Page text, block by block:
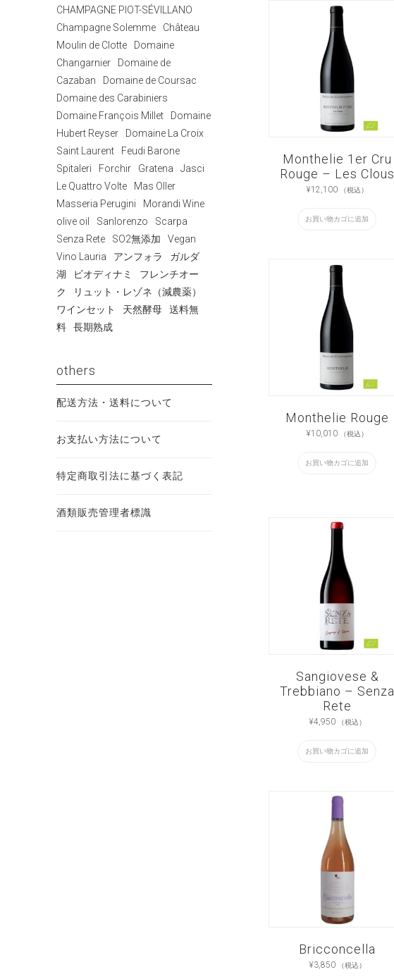
Monthelie 1er Cru
Rouge – Les Clous
¥12,100 （税込）
お買い物カゴに追加
Monthelie Rouge
¥10,010 （税込）
お買い物カゴに追加
Sangiovese &
Trebbiano – Senza
Rete
¥4,950 （税込）
お買い物カゴに追加
Bricconcella
¥3,850 （税込）
CHAMPAGNE PIOT-SÉVILLANO
Champagne Solemme
Château
Moulin de Clotte
Domaine
Changarnier
Domaine de
Cazaban
Domaine de Coursac
Domaine des Carabiniers
Domaine François Millet
Domaine
Hubert Reyser
Domaine La Croix
Saint Laurent
Feudi Barone
Spitaleri
Forchir Gratena
Jasci
Le Quattro Volte
Mas Oller
Masseria Perugini
Morandi Wine
olive oil
Sanlorenzo
Scarpa
Senza Rete
SO2無添加
Vegan
Vino Lauria
アンフォラ
ガルダ
湖
ビオディナミ
フレンチオー
ク
リュット・レゾネ（減農薬）
ワインセット
天然酵母
送料無
料
長期熟成
others
配送方法・送料について
お支払い方法について
特定商取引法に基づく表記
酒類販売管理者標識